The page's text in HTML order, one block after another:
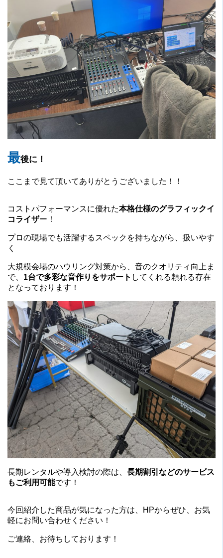
最後に！
ここまで見て頂いてありがとうございました！！
コストパフォーマンスに優れた本格仕様のグラフィックイ
コライザー！
プロの現場でも活躍するスペックを持ちながら、扱いやす
く
大規模会場のハウリング対策から、音のクオリティ向上ま
で、 1台で多彩な音作りをサポート してくれる頼れる存在
となっております！
長期レンタルや導入検討の際は、 長期割引などのサービス
もご利用可能です！
今回紹介した商品が気になった方は、HPからぜひ、お気
軽にお問い合わせください！
ご連絡、お待ちしております！